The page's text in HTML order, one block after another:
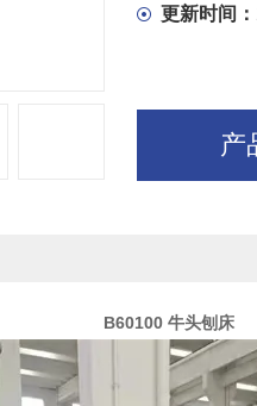
更新时间：
产
B60100 牛头刨床